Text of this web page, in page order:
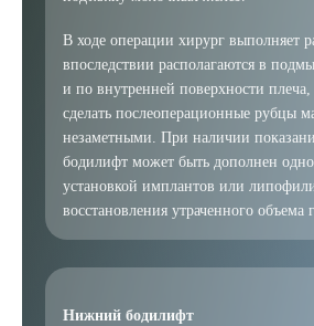
В ходе операции хирург выполняет
впоследствии располагаются в
и по внутренней поверхности плеча,
сделать послеоперационные рубцы
незаметными. При наличии
бодилифт может быть дополнен
установкой имплантов или
восстановления утраченного объема
Нижний бодилифт